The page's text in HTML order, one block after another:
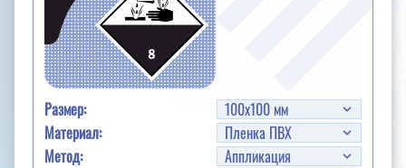
Размер:
Материал:
Метод: